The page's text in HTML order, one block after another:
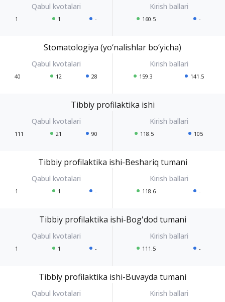
1 1 - 160.5 -
Stomatologiya (yo‘nalishlar bo‘yicha)
40 12 28 159.3 141.5
Tibbiy profilaktika ishi
111 21 90 118.5 105
Tibbiy profilaktika ishi-Beshariq tumani
1 1 - 118.6 -
Tibbiy profilaktika ishi-Bog'dod tumani
1 1 - 111.5 -
Tibbiy profilaktika ishi-Buvayda tumani